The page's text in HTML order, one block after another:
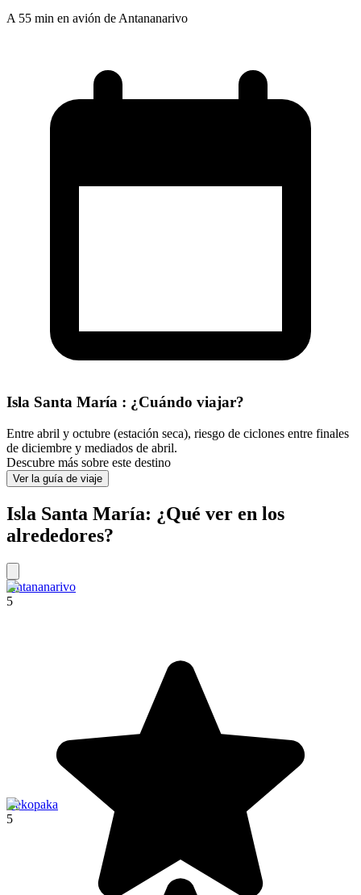
A 55 min en avión de Antananarivo
Isla Santa María : ¿Cuándo viajar?
Entre abril y octubre (estación seca), riesgo de ciclones entre finales
de diciembre y mediados de abril.
Descubre más sobre este destino
Ver la guía de viaje
Isla Santa María: ¿Qué ver en los
alrededores?
Antananarivo
5
Bekopaka
5